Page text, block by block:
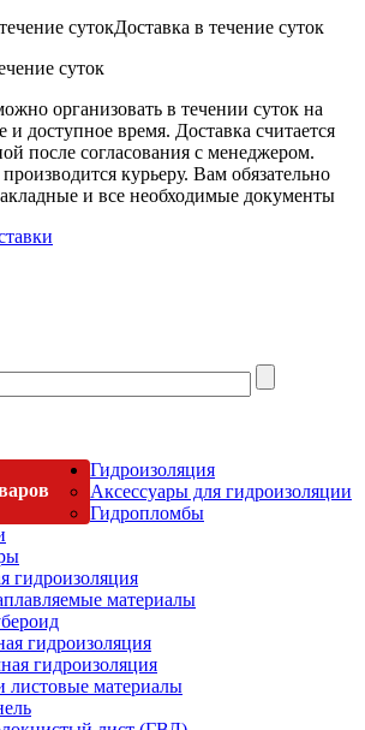
Доставка в течение суток
суток
организовать в течении суток на
и доступное время. Доставка считается
после согласования с менеджером.
курьеру. Вам обязательно
и все необходимые документы
Гидроизоляция
Аксессуары для гидроизоляции
Гидропломбы
гидроизоляция
материалы
гидроизоляция
гидроизоляция
листовые материалы